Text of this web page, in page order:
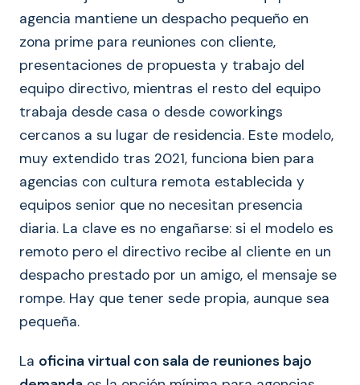
agencia mantiene un despacho pequeño en
zona prime para reuniones con cliente,
presentaciones de propuesta y trabajo del
equipo directivo, mientras el resto del equipo
trabaja desde casa o desde coworkings
cercanos a su lugar de residencia. Este modelo,
muy extendido tras 2021, funciona bien para
agencias con cultura remota establecida y
equipos senior que no necesitan presencia
diaria. La clave es no engañarse: si el modelo es
remoto pero el directivo recibe al cliente en un
despacho prestado por un amigo, el mensaje se
rompe. Hay que tener sede propia, aunque sea
pequeña.
La oficina virtual con sala de reuniones bajo